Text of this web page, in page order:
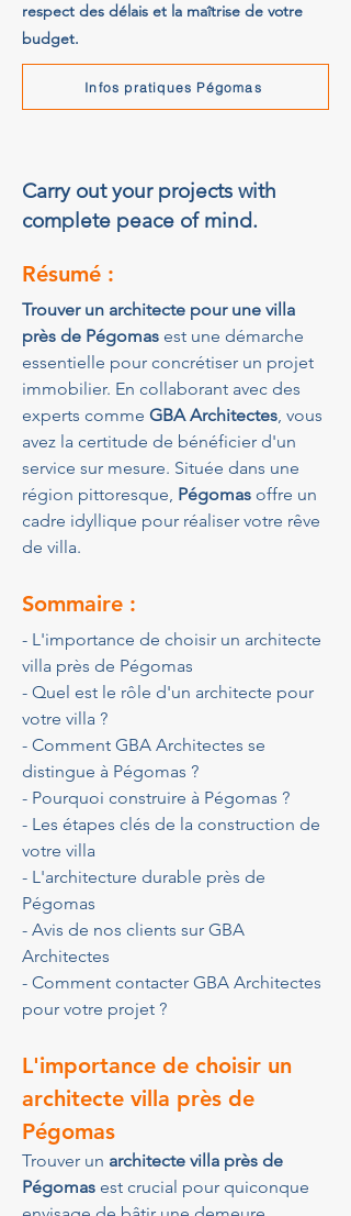
respect des délais et la maîtrise de votre
budget.
Infos pratiques Pégomas
Carry out your projects with
complete peace of mind.
Résumé :
Trouver un architecte pour une villa
près de Pégomas est une démarche
essentielle pour concrétiser un projet
immobilier. En collaborant avec des
experts comme GBA Architectes, vous
avez la certitude de bénéficier d'un
service sur mesure. Située dans une
région pittoresque, Pégomas offre un
cadre idyllique pour réaliser votre rêve
de villa.
Sommaire :
- L'importance de choisir un architecte
villa près de Pégomas
- Quel est le rôle d'un architecte pour
votre villa ?
- Comment GBA Architectes se
distingue à Pégomas ?
- Pourquoi construire à Pégomas ?
- Les étapes clés de la construction de
votre villa
- L'architecture durable près de
Pégomas
- Avis de nos clients sur GBA
Architectes
- Comment contacter GBA Architectes
pour votre projet ?
L'importance de choisir un
architecte villa près de
Pégomas
Trouver un architecte villa près de
Pégomas est crucial pour quiconque